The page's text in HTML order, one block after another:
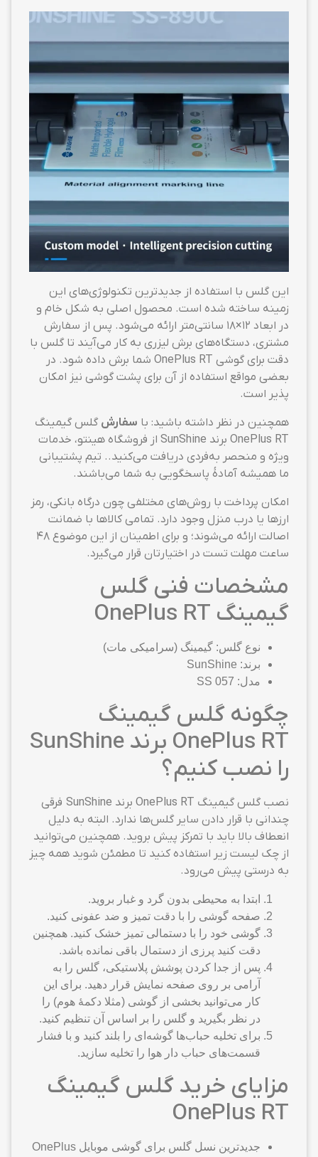
این گلس با استفاده از جدیدترین تکنولوژی‌های این
زمینه ساخته شده است. محصول اصلی به شکل خام و
در ابعاد ۱۲×۱۸ سانتی‌متر ارائه می‌شود. پس از سفارش
مشتری، دستگاه‌های برش لیزری به کار می‌آیند تا گلس با
دقت برای گوشی OnePlus RT شما برش داده شود. در
بعضی مواقع استفاده از آن برای پشت گوشی نیز امکان
پذیر است.
همچنین در نظر داشته باشید: با سفارش گلس گیمینگ
OnePlus RT برند SunShine از فروشگاه هینتو، خدمات
ویژه و منحصر به‌فردی دریافت می‌کنید.. تیم پشتیبانی
ما همیشه آمادهٔ پاسخگویی به شما می‌باشند.
امکان پرداخت با روش‌های مختلفی چون درگاه بانکی، رمز
ارزها یا درب منزل وجود دارد. تمامی کالاها با ضمانت
اصالت ارائه می‌شوند؛ و برای اطمینان از این موضوع ۴۸
ساعت مهلت تست در اختیارتان قرار می‌گیرد.
مشخصات فنی گلس
گیمینگ OnePlus RT
نوع گلس: گیمینگ (سرامیکی مات)
برند: SunShine
مدل: SS 057
چگونه گلس گیمینگ
OnePlus RT برند SunShine
را نصب کنیم؟
نصب گلس گیمینگ OnePlus RT برند SunShine فرقی
چندانی با قرار دادن سایر گلس‌ها ندارد. البته به دلیل
انعطاف بالا باید با تمرکز پیش بروید. همچنین می‌توانید
از چک لیست زیر استفاده کنید تا مطمئن شوید همه چیز
به درستی پیش می‌رود.
ابتدا به محیطی بدون گرد و غبار بروید.
صفحه گوشی را با دقت تمیز و ضد عفونی کنید.
گوشی خود را با دستمالی تمیز خشک کنید. همچنین
دقت کنید پرزی از دستمال باقی نمانده باشد.
پس از جدا کردن پوشش پلاستیکی، گلس را به
آرامی بر روی صفحه نمایش قرار دهید. برای این
کار می‌توانید بخشی از گوشی (مثلا دکمهٔ هوم) را
در نظر بگیرید و گلس را بر اساس آن تنظیم کنید.
برای تخلیه حباب‌ها گوشه‌ای را بلند کنید و با فشار
قسمت‌های حباب دار هوا را تخلیه سازید.
مزایای خرید گلس گیمینگ
OnePlus RT
جدیدترین نسل گلس برای گوشی موبایل OnePlus